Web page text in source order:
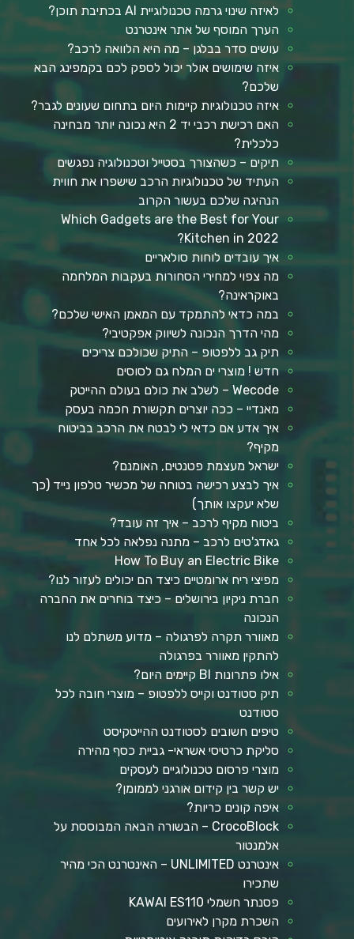
לאיזה שינוי גרמה טכנולוגיית AI בכתיבת תוכן?
הערך המוסף של אתר אינטרנט
עושים סדר בבלגן – מה היא הלוואה לרכב?
איזה שימושים אולר יכול לספק לכם בקמפינג הבא
שלכם?
איזה טכנולוגיות קיימות היום בתחום שעונים לגבר?
האם רכישת רכבי יד 2 היא נכונה יותר מבחינה
כלכלית?
תיקים – כשהצורך בסטייל וטכנולוגיה נפגשים
העתיד של טכנולוגיות הרכב שישפרו את חווית
הנהיגה שלכם בעשור הקרוב
Which Gadgets are the Best for Your
Kitchen in 2022?
איך עובדים לוחות סולאריים
מה צפוי למחירי הסחורות בעקבות המלחמה
באוקראינה?
במה כדאי להתמקד עם המאמן האישי שלכם?
מהי הדרך הנכונה לשיווק אפקטיבי?
תיק גב ללפטופ – התיק שכולכם צריכים
חדש ! מוצרי ים המלח גם לסוסים
Wecode – לשלב את כולם בעולם ההייטק
מאנדיי – ככה יוצרים תקשורת חכמה בעסק
איך אדע אם כדאי לי לבטח את הרכב בביטוח
מקיף?
ישראל מעצמת פטנטים, האומנם?
איך לבצע רכישה בטוחה של מכשיר טלפון נייד (כך
שלא יעקצו אותך)
ביטוח מקיף לרכב – איך זה עובד?
גאדג'טים לרכב – מתנה נפלאה לכל אחד
How To Buy an Electric Bike
מפיצי ריח ארומטיים כיצד הם יכולים לעזור לנו?
חברת ניקיון בירושלים – כיצד בוחרים את החברה
הנכונה
מאוורר תקרה לפרגולה – מדוע משתלם לנו
להתקין מאוורר בפרגולה
אילו פתרונות BI קיימים היום?
תיק סטודנט וקייס ללפטופ – מוצרי חובה לכל
סטודנט
טיפים חשובים לסטודנט ההייטקיסט
סליקת כרטיסי אשראי- גביית כסף מהירה
מוצרי פרסום טכנולוגיים לעסקים
יש קשר בין קידום אורגני לממומן?
איפה קונים כריות?
CrocoBlock – הבשורה הבאה המבוססת על
אלמנטור
אינטרנט UNLIMITED – האינטרנט הכי מהיר
שתכירו
פסנתר חשמלי KAWAI ES110
השכרת מקרן לאירועים